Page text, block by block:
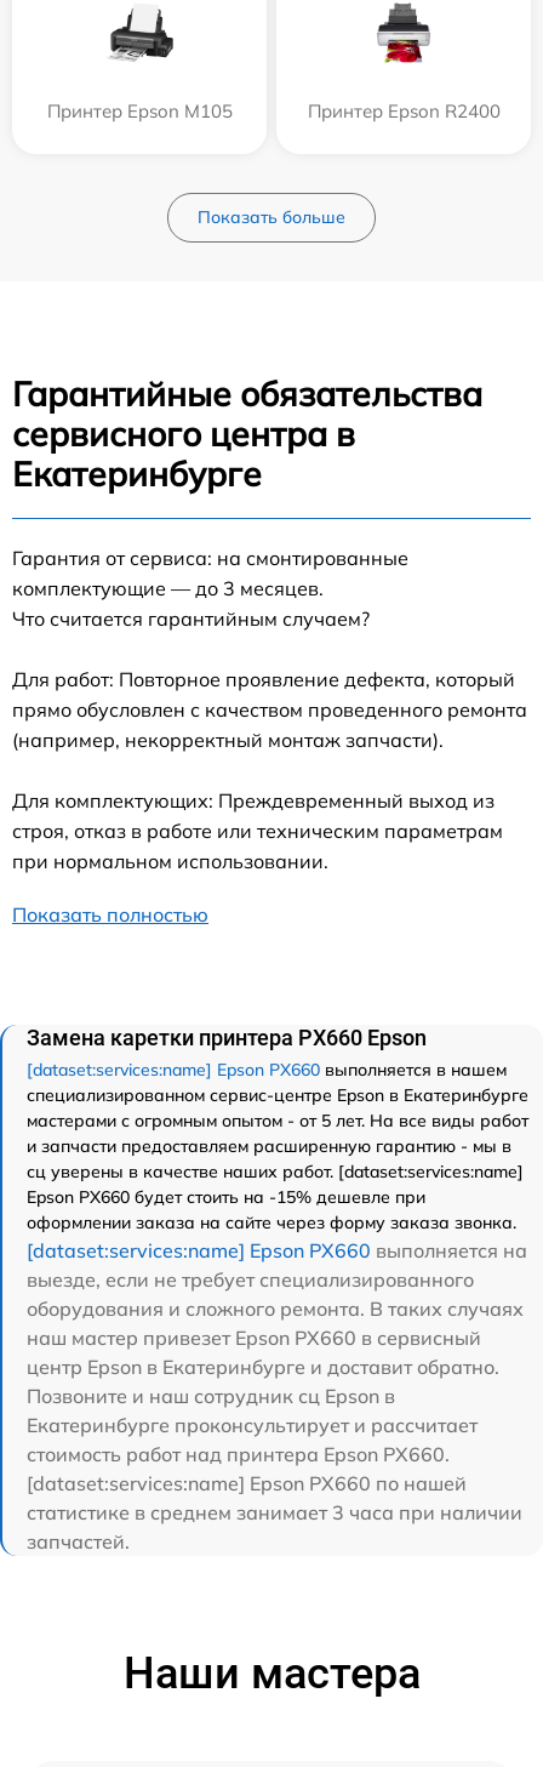
Принтер Epson M105 Принтер Epson R2400
Показать больше
Гарантийные обязательства
сервисного центра в
Екатеринбурге
Гарантия от сервиса: на смонтированные
комплектующие — до 3 месяцев.
Что считается гарантийным случаем?
Для работ: Повторное проявление дефекта, который
прямо обусловлен с качеством проведенного ремонта
(например, некорректный монтаж запчасти).
Для комплектующих: Преждевременный выход из
строя, отказ в работе или техническим параметрам
при нормальном использовании.
Показать полностью
Замена каретки принтера PX660 Epson
[dataset:services:name] Epson PX660 выполняется в нашем
специализированном сервис-центре Epson в Екатеринбурге
мастерами с огромным опытом - от 5 лет. На все виды работ
и запчасти предоставляем расширенную гарантию - мы в
сц уверены в качестве наших работ. [dataset:services:name]
Epson PX660 будет стоить на -15% дешевле при
оформлении заказа на сайте через форму заказа звонка.
[dataset:services:name] Epson PX660 выполняется на
выезде, если не требует специализированного
оборудования и сложного ремонта. В таких случаях
наш мастер привезет Epson PX660 в сервисный
центр Epson в Екатеринбурге и доставит обратно.
Позвоните и наш сотрудник сц Epson в
Екатеринбурге проконсультирует и рассчитает
стоимость работ над принтера Epson PX660.
[dataset:services:name] Epson PX660 по нашей
статистике в среднем занимает 3 часа при наличии
запчастей.
Наши мастера